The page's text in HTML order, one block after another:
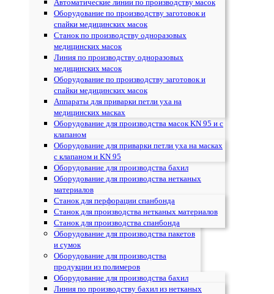
Автоматические линии по производству масок
Оборудование по производству заготовок и
спайки медицинских масок
Станок по производству одноразовых
медицинских масок
Линия по производству одноразовых
медицинских масок
Оборудование по производству заготовок и
спайки медицинских масок
Аппараты для приварки петли уха на
медицинских масках
Оборудование для производства масок KN 95 и с
клапаном
Оборудование для приварки петли уха на масках
с клапаном и KN 95
Оборудование для производства бахил
Оборудование для производства нетканых
материалов
Станок для перфорации спанбонда
Станок для производства нетканых материалов
Станок для производства спанбонда
Оборудование для производства пакетов
и сумок
Оборудование для производства
продукции из полимеров
Оборудование для производства бахил
Линия по производству бахил из нетканых